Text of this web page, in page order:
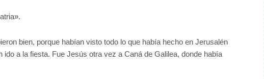
bien, porque habían visto todo lo que había hecho en Jerusalén
a la fiesta. Fue Jesús otra vez a Caná de Galilea, donde había